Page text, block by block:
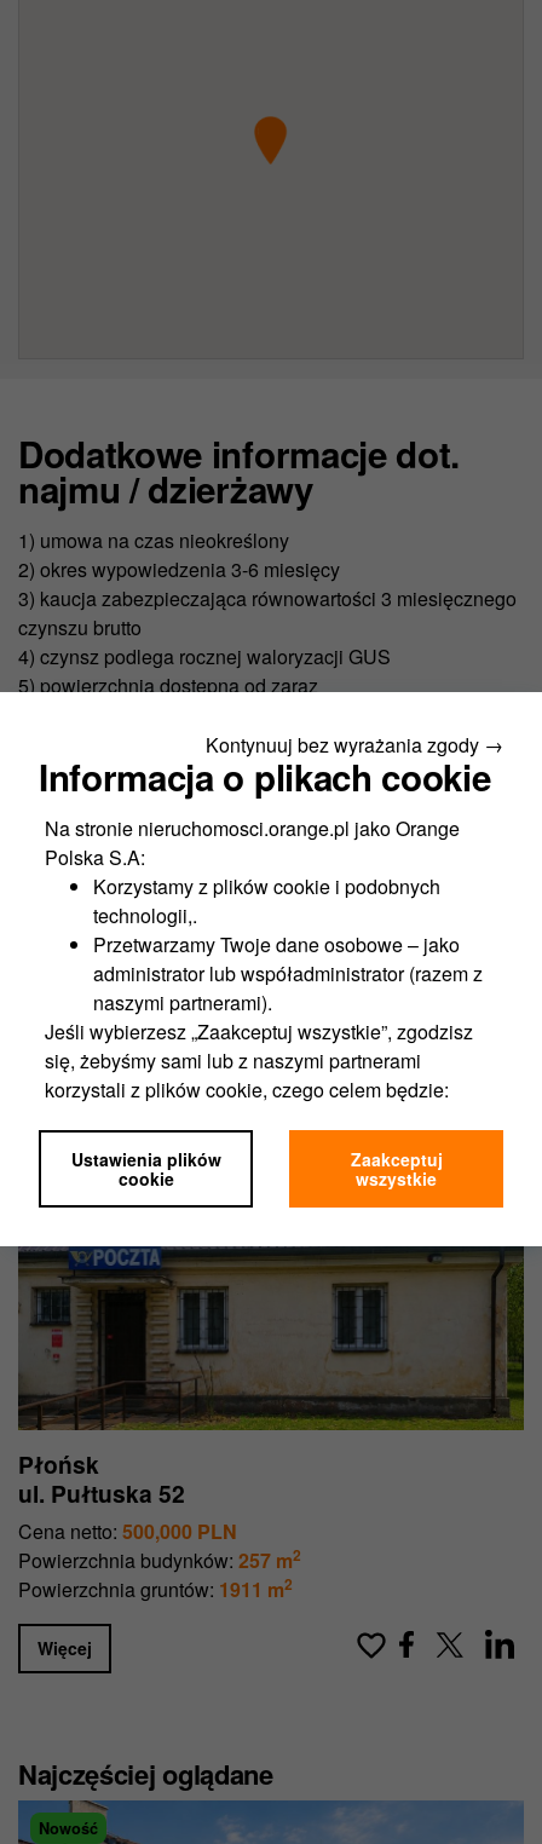
Dodatkowe informacje dot.
najmu / dzierżawy
1) umowa na czas nieokreślony
2) okres wypowiedzenia 3-6 miesięcy
3) kaucja zabezpieczająca równowartości 3 miesięcznego
czynszu brutto
4) czynsz podlega rocznej waloryzacji GUS
5) powierzchnia dostępna od zaraz
Zapraszamy. Z przyjemnością udzielimy szerszych
informacji.
Niniejsze materiały nie stanowią oferty w rozumieniu przepisów Kodeksu
Cywilnego, ani też części takiej oferty lub jakiejkolwiek umowy. Wszelkie
informacje zawarte w materiałach zostały podane w dobrej wierze, nie
mogą być jednakże traktowane, jako oświadczenia lub zapewnienia, co
do jakichkolwiek okoliczności.
Nowości
Płońsk
ul. Pułtuska 52
Cena netto: 500,000 PLN
Powierzchnia budynków: 257 m2
Powierzchnia gruntów: 1911 m2
Więcej
Najczęściej oglądane
Nowość
Kontynuuj bez wyrażania zgody →
Informacja o plikach cookie
Na stronie nieruchomosci.orange.pl jako Orange
Polska S.A:
Korzystamy z plików cookie i podobnych
technologii,.
Przetwarzamy Twoje dane osobowe – jako
administrator lub współadministrator (razem z
naszymi partnerami).
Jeśli wybierzesz „Zaakceptuj wszystkie”, zgodzisz
się, żebyśmy sami lub z naszymi partnerami
korzystali z plików cookie, czego celem będzie:
Analityka,
Marketing,
Personalizacja.
możesz wybrać, z którego rodzaju plików będziemy
mogli korzystać.
Zgodę na pliki cookies możesz zawsze wycofać w
ustawieniach Twojej przeglądarki.
Nie wpłynie to na ocenę, czy przed wycofaniem
zgody korzystaliśmy z plików cookie zgodnie z
prawem.
Więcej informacji znajdziesz w naszej
prywatności
Ustawienia plików
cookie
Zaakceptuj
wszystkie